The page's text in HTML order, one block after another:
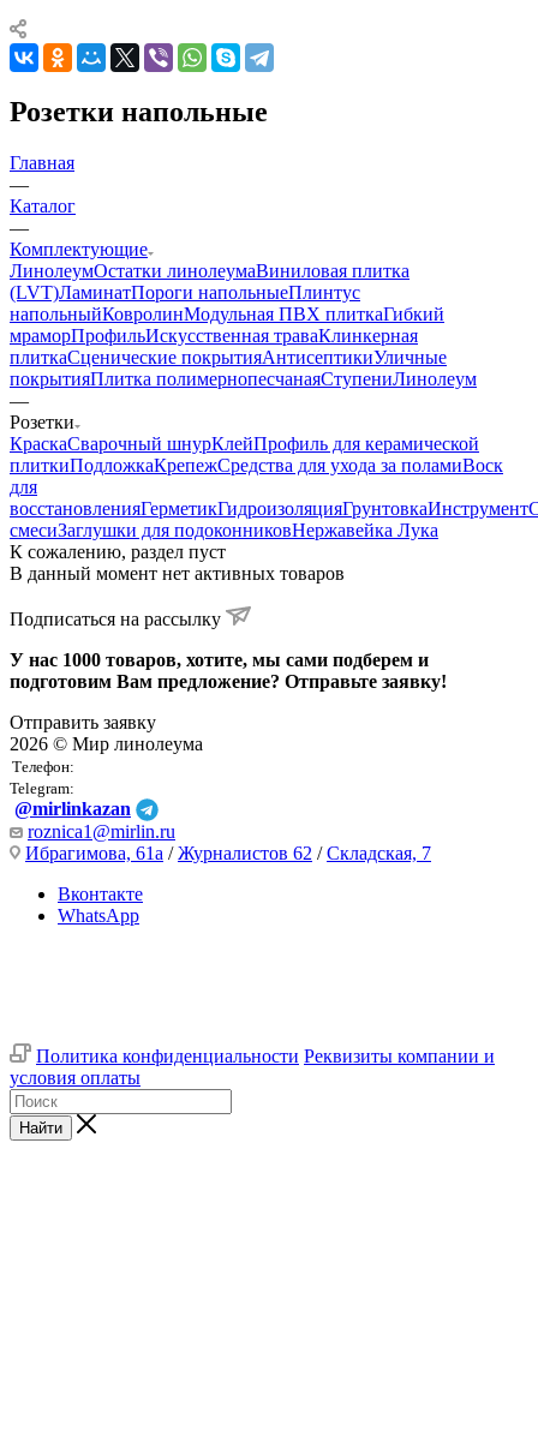
Розетки напольные
Главная
—
Каталог
—
Комплектующие
ЛинолеумОстатки линолеумаВиниловая плитка
(LVT)ЛаминатПороги напольныеПлинтус
напольныйКовролинМодульная ПВХ плиткаГибкий
мраморПрофильИскусственная траваКлинкерная
плиткаСценические покрытияАнтисептикиУличные
покрытияПлитка полимернопесчанаяСтупениЛинолеум
—
Розетки
КраскаСварочный шнурКлейПрофиль для керамической
плиткиПодложкаКрепежСредства для ухода за поламиВоск
для
восстановленияГерметикГидроизоляцияГрунтовкаИнструмент
смесиЗаглушки для подоконниковНержавейка Лука
К сожалению, раздел пуст
В данный момент нет активных товаров
Подписаться на рассылку
У нас 1000 товаров, хотите, мы сами подберем и
подготовим Вам предложение? Отправьте заявку!
Отправить заявку
2026 © Мир линолеума
Телефон:
Telegram:
@mirlinkazan
roznica1@mirlin.ru
Ибрагимова, 61а /Журналистов 62 /Складская, 7
Вконтакте
WhatsApp
Политика конфиденциальности Реквизиты компании и
условия оплаты
Найти